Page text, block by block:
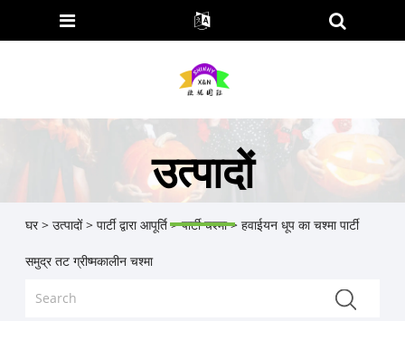
उत्पादों
घर > उत्पादों> पार्टी द्वारा आपूर्ति>पार्टी चश्मा> हवाईयन धूप का चश्मा पार्टी
समुद्र तट ग्रीष्मकालीन चश्मा